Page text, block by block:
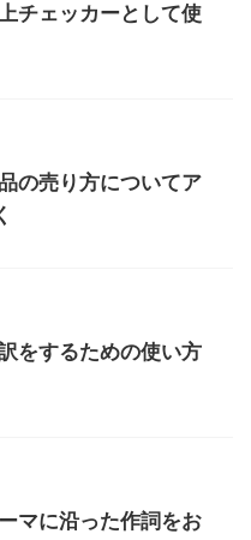
チェッカーとして使
の売り方についてア
をするための使い方
マに沿った作詞をお